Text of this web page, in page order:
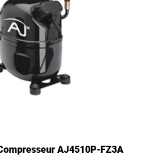
AJ4510P-FZ3A